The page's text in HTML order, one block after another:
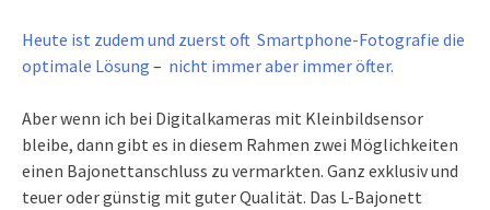
Heute ist zudem und zuerst oft Smartphone-Fotografie die
optimale Lösung – nicht immer aber immer öfter.
Aber wenn ich bei Digitalkameras mit Kleinbildsensor
bleibe, dann gibt es in diesem Rahmen zwei Möglichkeiten
einen Bajonettanschluss zu vermarkten. Ganz exklusiv und
teuer oder günstig mit guter Qualität. Das L-Bajonett